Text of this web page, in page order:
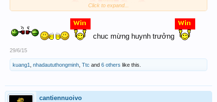
Click to expand...
chuc mừng huynh trưởng
29/6/15
kuang1 nhadaututhongminh Ttc and 6 others like this.
cantiennuoivo